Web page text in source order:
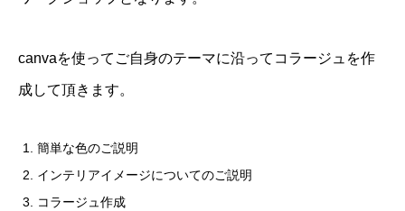
canvaを使ってご自身のテーマに沿ってコラージュを作
成して頂きます。
簡単な色のご説明
インテリアイメージについてのご説明
コラージュ作成